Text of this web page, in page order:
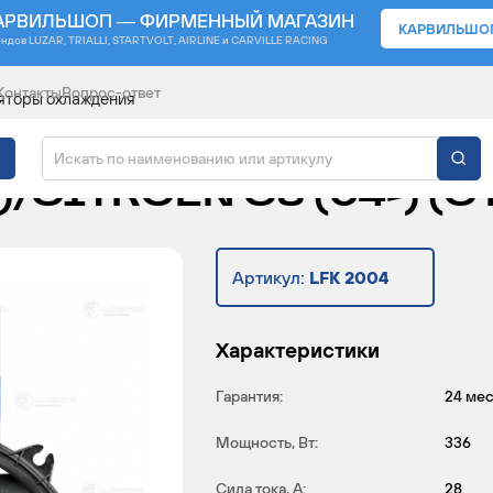
— ФИРМЕННЫЙ МАГАЗИН
LUZAR, TRIALLI, STARTVOLT, AIRLINE и CARVILLE RACING
Вопрос-ответ
охлаждения
ОХЛАЖДЕНИЯ
)/CITROEN C5 (04-)
Артикул: LFK 2004
Характеристики
Гарантия: 24
Мощность, Вт: 336
Сила тока, А: 28